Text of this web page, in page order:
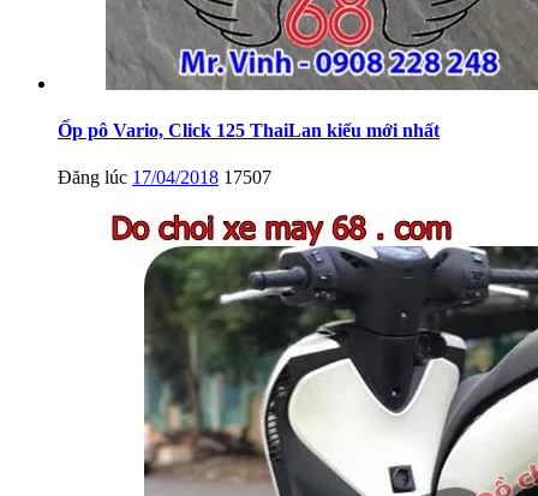
Ốp pô Vario, Click 125 ThaiLan kiểu mới nhất
Đăng lúc 17/04/2018 17507